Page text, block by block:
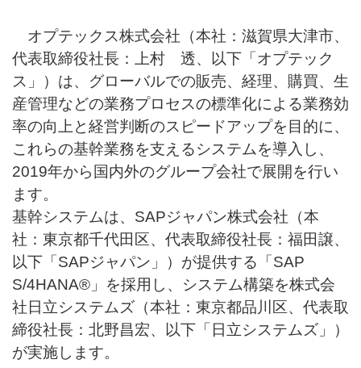
オプテックス株式会社（本社：滋賀県大津市、
代表取締役社長：上村 透、以下「オプテック
ス」）は、グローバルでの販売、経理、購買、生
産管理などの業務プロセスの標準化による業務効
率の向上と経営判断のスピードアップを目的に、
これらの基幹業務を支えるシステムを導入し、
2019年から国内外のグループ会社で展開を行い
ます。
基幹システムは、SAPジャパン株式会社（本
社：東京都千代田区、代表取締役社長：福田譲、
以下「SAPジャパン」）が提供する「SAP
S/4HANA®」を採用し、システム構築を株式会
社日立システムズ（本社：東京都品川区、代表取
締役社長：北野昌宏、以下「日立システムズ」）
が実施します。